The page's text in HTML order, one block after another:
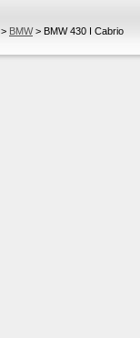
> BMW> BMW 430 I Cabrio